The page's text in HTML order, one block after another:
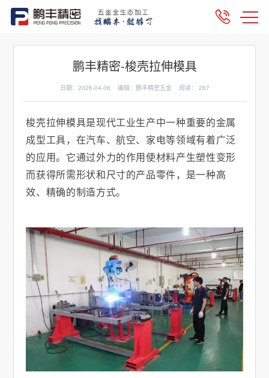
鹏丰精密-梭壳拉伸模具
日期：2026-04-06 编辑：鹏丰精密五金 阅读： 267
梭壳拉伸模具是现代工业生产中一种重要的金属
成型工具，在汽车、航空、家电等领域有着广泛
的应用。它通过外力的作用使材料产生塑性变形
而获得所需形状和尺寸的产品零件，是一种高
效、精确的制造方式。